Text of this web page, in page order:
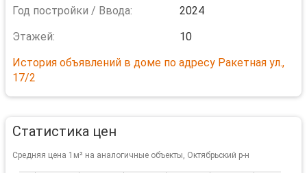
Год постройки / Ввода:
2024
Этажей:
10
История объявлений в доме по адресу Ракетная ул.,
17/2
Статистика цен
Средняя цена 1м² на аналогичные объекты, Октябрьский р-н